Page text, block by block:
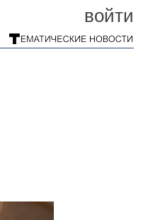
войти